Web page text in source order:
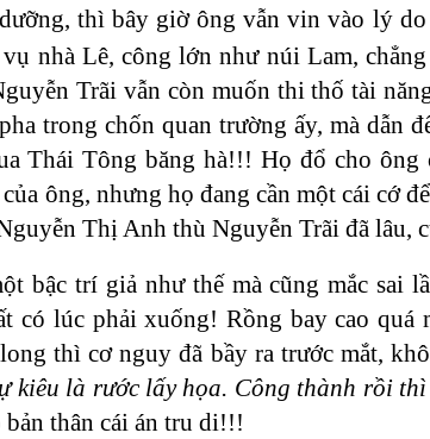
thì bây giờ ông vẫn vin vào lý
nhà Lê, công lớn như núi Lam,
Trãi vẫn còn muốn thi thố tài
trong chốn quan trường ấy, mà dẫn
Thái Tông băng hà!!! Họ đổ cho
ông, nhưng họ đang cần một cái cớ
Thị Anh thù Nguyễn Trãi đã lâu,
bậc trí giả như thế mà cũng mắc sai
có lúc phải xuống! Rồng bay cao
thì cơ nguy đã bầy ra trước mắt,
kiêu là rước lấy họa. Công thành rồi
thân cái án tru di!!!